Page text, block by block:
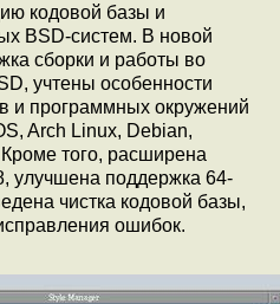
кодовой базы и
BSD-систем. В новой
сборки и работы во
учтены особенности
и программных окружений
Arch Linux, Debian,
того, расширена
улучшена поддержка 64-
чистка кодовой базы,
ошибок.